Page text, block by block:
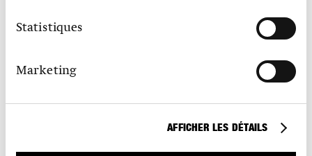
Statistiques
Marketing
AFFICHER LES DÉTAILS
Erfahren Sie hier, welche Vorteile Sie als S AM Mitglied